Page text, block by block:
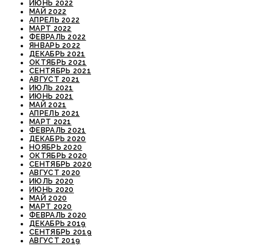
ИЮНЬ 2022
МАЙ 2022
АПРЕЛЬ 2022
МАРТ 2022
ФЕВРАЛЬ 2022
ЯНВАРЬ 2022
ДЕКАБРЬ 2021
ОКТЯБРЬ 2021
СЕНТЯБРЬ 2021
АВГУСТ 2021
ИЮЛЬ 2021
ИЮНЬ 2021
МАЙ 2021
АПРЕЛЬ 2021
МАРТ 2021
ФЕВРАЛЬ 2021
ДЕКАБРЬ 2020
НОЯБРЬ 2020
ОКТЯБРЬ 2020
СЕНТЯБРЬ 2020
АВГУСТ 2020
ИЮЛЬ 2020
ИЮНЬ 2020
МАЙ 2020
МАРТ 2020
ФЕВРАЛЬ 2020
ДЕКАБРЬ 2019
СЕНТЯБРЬ 2019
АВГУСТ 2019